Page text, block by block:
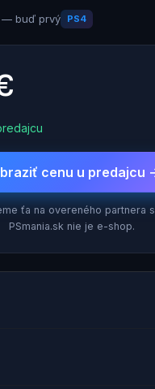
— buď prvý PS4
cenu u predajcu
ťa na overeného partnera
PSmania.sk nie je e-shop.